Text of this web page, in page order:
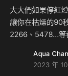
大大們如果停紅
讓你在枯燥的90
2266、5478…等
6666、9999等
說，車牌號碼怎
Aqua
2023 年